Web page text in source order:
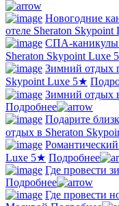
Новогодние
отеле Sheraton Skypoint
СПА-каникулы
Sheraton Skypoint Luxe
Зимний отдых
Skypoint Luxe 5★
Зимний отдых
Подробнее
Подарите
отдых в Sheraton
Luxe 5★ Подробнее
Где провести
Подробнее
Где провести